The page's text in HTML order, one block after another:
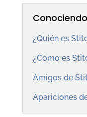
¿Quién es
¿Cómo es
Amigos de
Apariciones